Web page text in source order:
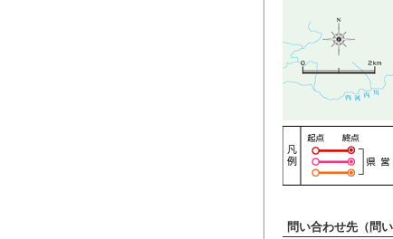
問い合わせ先（問